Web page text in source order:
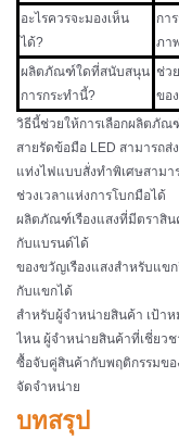
อะไรควรจะมองเห็น
ได้?
กา
ภา
ผลิตภัณฑ์ใดที่สนับสนุน
การกระทำนี้?
ช่ว
ขอ
วิธีนี้ช่วยให้การเลือกผลิตภัณ
สายรัดข้อมือ LED สามารถส่
แท่งไฟแบบสั่งทำพิเศษสามา
ช่วงเวลาแห่งการโบกมือได้
ผลิตภัณฑ์เรืองแสงที่มีตราสิ
กับแบรนด์ได้
ของขวัญเรืองแสงสำหรับแข
กับแขกได้
สำหรับผู้จำหน่ายสินค้า เป้าห
ไหน ผู้จำหน่ายสินค้าที่เชี่ยว
ซื้อจับคู่สินค้ากับพฤติกรรมขอ
จัดจำหน่าย
บทสรุป